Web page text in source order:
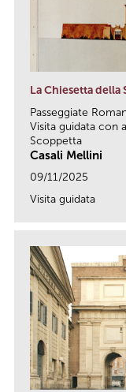
La Chiesetta della
Passeggiate
Visita guidata con
Scoppetta
Casali Mellini
09/11/2025
Visita guidata